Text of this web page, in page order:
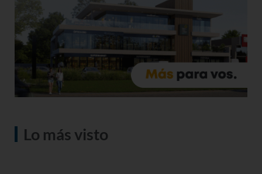
Lo más visto